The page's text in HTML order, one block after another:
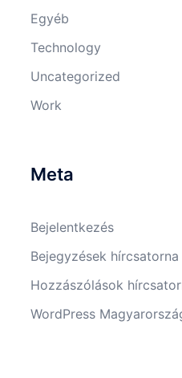
Egyéb
Technology
Uncategorized
Work
Meta
Bejelentkezés
Bejegyzések hírcsatorna
Hozzászólások
WordPress